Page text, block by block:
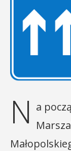
N a